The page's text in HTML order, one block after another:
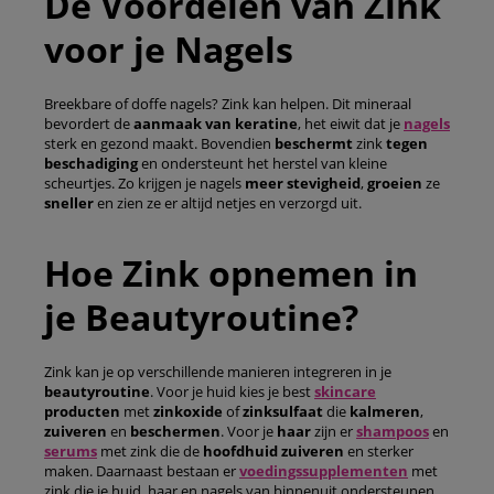
voor je Nagels
Breekbare of doffe nagels? Zink kan helpen. Dit mineraal
bevordert deaanmaak van keratine, het eiwit dat je nagels
sterk en gezond maakt. Bovendien beschermt zinktegen
beschadigingen ondersteunt het herstel van kleine
scheurtjes. Zo krijgen je nagels meer stevigheid, groeien ze
snelleren zien ze er altijd netjes en verzorgd uit.
Hoe Zink opnemen in
je Beautyroutine?
Zink kan je op verschillende manieren integreren in je
beautyroutine. Voor je huid kies je bestskincare
producten metzinkoxide ofzinksulfaat die kalmeren,
zuiveren en beschermen. Voor je haarzijn ershampoosen
serums met zink die de hoofdhuid zuiveren en sterker
maken. Daarnaast bestaan ervoedingssupplementen met